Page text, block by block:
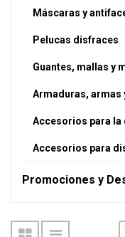
Máscaras y
Pelucas disfraces
Guantes, mallas y
Armaduras, armas
Accesorios para la
Accesorios para
Promociones y